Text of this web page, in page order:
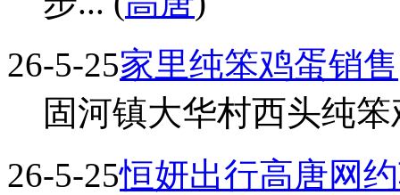
26-5-25家里纯笨鸡蛋销售
固河镇大华村西头纯
26-5-25恒妍出行高唐网